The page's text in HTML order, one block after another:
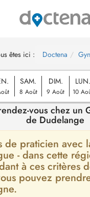
êtes ici : Doctena
SAM.
8 Août
DIM.
9 Août
LUN.
10
vous chez un
de Dudelange
de praticien avec
- dans cette
à ces critères
pouvez